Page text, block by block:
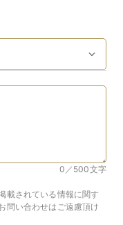
0／500文字
載されている情報に関す
問い合わせはご遠慮頂け